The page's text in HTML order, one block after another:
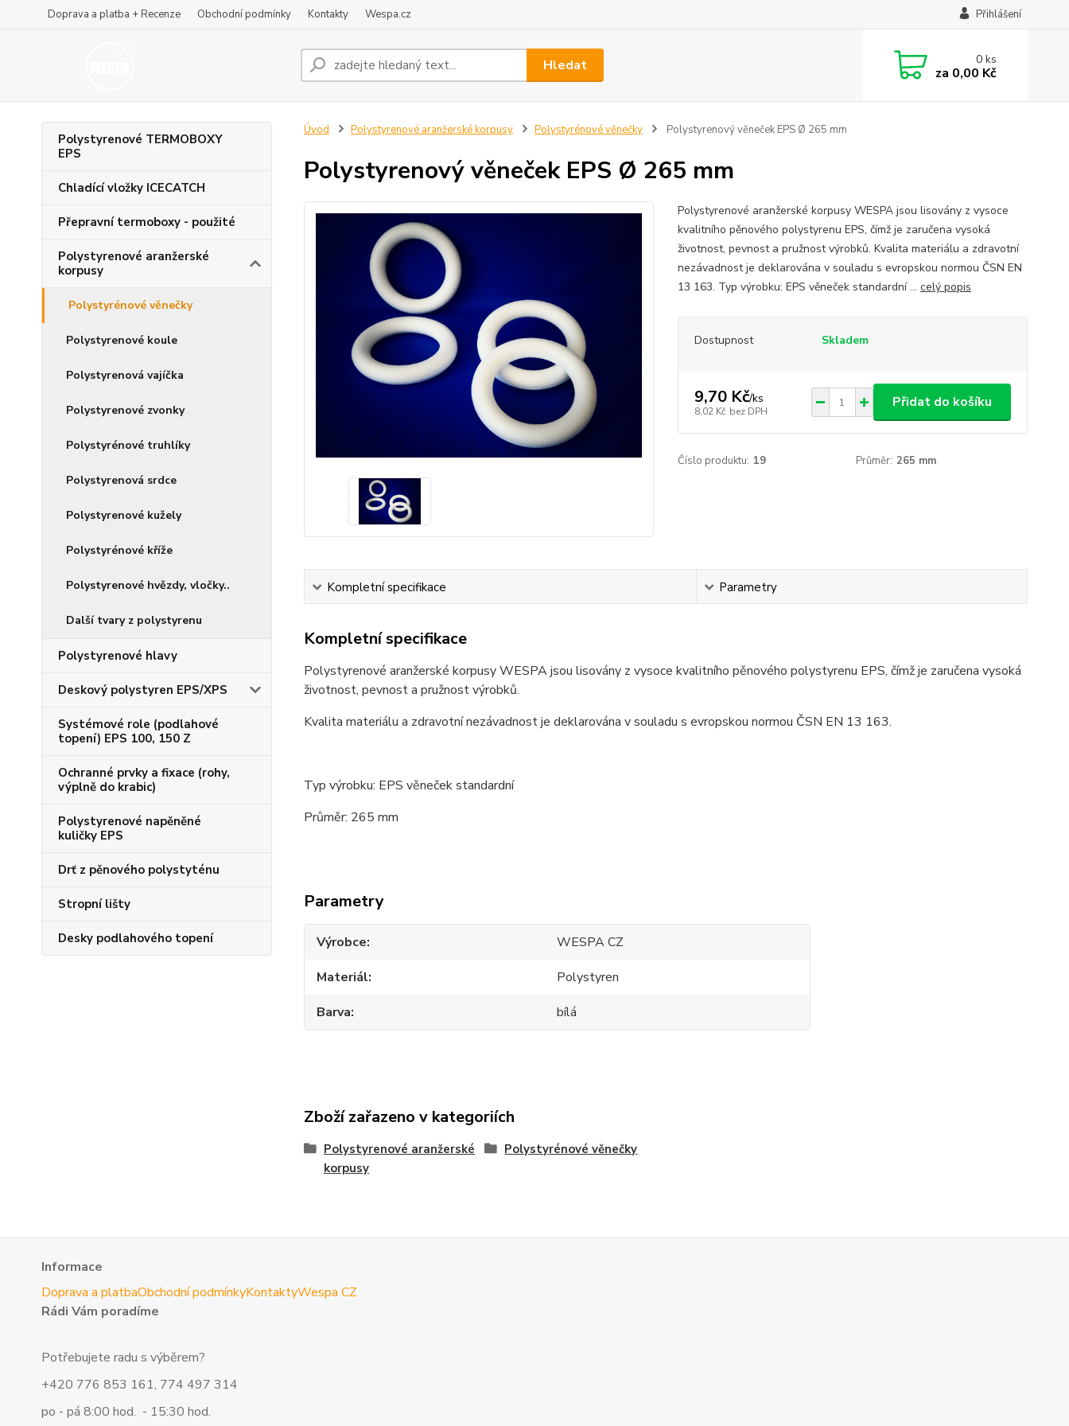
Doprava a platba + Recenze Obchodní podmínky Kontakty Wespa.cz Přihlášení
Hledat 0ks
za 0,00 Kč
Polystyrenové TERMOBOXY
EPS
Chladící vložky ICECATCH
Přepravní termoboxy - použité
Polystyrenové aranžerské
korpusy
Polystyrénové věnečky
Polystyrenové koule
Polystyrenová vajíčka
Polystyrenové zvonky
Polystyrénové truhlíky
Polystyrenová srdce
Polystyrenové kužely
Polystyrénové kříže
Polystyrenové hvězdy, vločky..
Další tvary z polystyrenu
Polystyrenové hlavy
Deskový polystyren EPS/XPS
Systémové role (podlahové
topení) EPS 100, 150 Z
Ochranné prvky a fixace (rohy,
výplně do krabic)
Polystyrenové napěněné
kuličky EPS
Drť z pěnového polystyténu
Stropní lišty
Desky podlahového topení
Úvod Polystyrenové aranžerské korpusy Polystyrénové věnečky Polystyrenový věneček EPS Ø 265 mm
Polystyrenový věneček EPS Ø 265 mm
Polystyrenové aranžerské korpusy WESPA jsou lisovány z vysoce
kvalitního pěnového polystyrenu EPS, čímž je zaručena vysoká
životnost, pevnost a pružnost výrobků. Kvalita materiálu a zdravotní
nezávadnost je deklarována v souladu s evropskou normou ČSN EN
13 163. Typ výrobku: EPS věneček standardní ... celý popis
Dostupnost Skladem
9,70 Kč/ks
8,02 Kč bez DPH
Přidat do košíku
Číslo produktu: 19 Průměr: 265 mm
Kompletní specifikace Parametry
Kompletní specifikace
Polystyrenové aranžerské korpusy WESPA jsou lisovány z vysoce kvalitního pěnového polystyrenu EPS, čímž je zaručena vysoká
životnost, pevnost a pružnost výrobků.
Kvalita materiálu a zdravotní nezávadnost je deklarována v souladu s evropskou normou ČSN EN 13 163.
Typ výrobku: EPS věneček standardní
Průměr: 265 mm
Parametry
Výrobce
WESPA CZ
Materiál
Polystyren
Barva
bílá
Zboží zařazeno v kategoriích
Polystyrenové aranžerské
korpusy
Polystyrénové věnečky
Informace
Doprava a platbaObchodní podmínkyKontaktyWespa CZ
Rádi Vám poradíme
Potřebujete radu s výběrem?
+420 776 853 161, 774 497 314
po - pá 8:00 hod. - 15:30 hod.